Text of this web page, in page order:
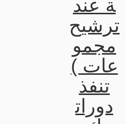
ة عند
ترشيح
مجمو
عات )
تنفذ
دورات